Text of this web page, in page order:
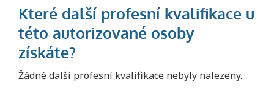
Žádné další profesní kvalifikace nebyly nalezeny.
Projděte si seznam profesních kvalifikací.